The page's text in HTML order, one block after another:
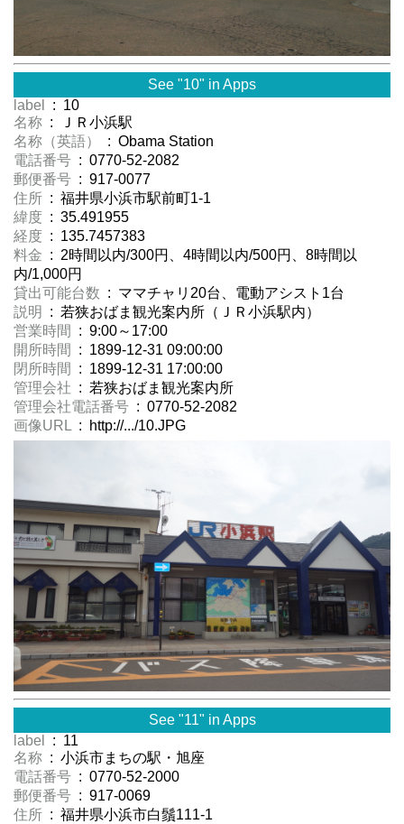
See "10" in Apps
label
: 10
名称 : ＪＲ小浜駅
名称（英語）
: Obama Station
電話番号 : 0770-52-2082
郵便番号 : 917-0077
住所 : 福井県小浜市駅前町1-1
緯度 : 35.491955
経度 : 135.7457383
料金 : 2時間以内/300円、4時間以内/500円、8時間以
内/1,000円
貸出可能台数 : ママチャリ20台、電動アシスト1台
説明
: 若狭おばま観光案内所（ＪＲ小浜駅内）
営業時間
: 9:00～17:00
開所時間
: 1899-12-31 09:00:00
閉所時間
: 1899-12-31 17:00:00
管理会社 : 若狭おばま観光案内所
管理会社電話番号 : 0770-52-2082
画像URL : http://.../10.JPG
See "11" in Apps
label
: 11
名称 : 小浜市まちの駅・旭座
電話番号 : 0770-52-2000
郵便番号 : 917-0069
住所 : 福井県小浜市白鬚111-1